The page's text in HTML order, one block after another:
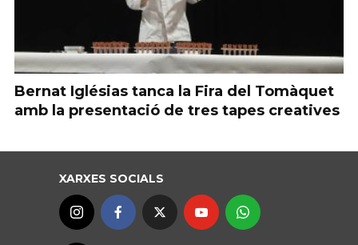
Bernat Iglésias tanca la Fira del Tomàquet
amb la presentació de tres tapes creatives
XARXES SOCIALS